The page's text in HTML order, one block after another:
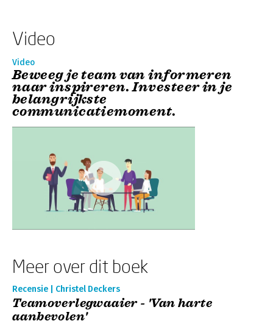
Video
Video
Beweeg je team van informeren
naar inspireren. Investeer in je
belangrijkste
communicatiemoment.
Meer over dit boek
Recensie | Christel Deckers
Teamoverlegwaaier - 'Van harte
aanbevolen'